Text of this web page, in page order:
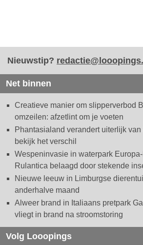
Nieuwstip?
Net binnen
Creatieve manier om slipperverbod
omzeilen: afzetlint om je voeten
Phantasialand verandert uiterlijk van
bekijk het verschil
Wespeninvasie in waterpark
Rulantica belaagd door stekende
Nieuwe leeuw in Limburgse
anderhalve maand
Alweer brand in Italiaans pretpark
vliegt in brand na stroomstoring
Volg Looopings